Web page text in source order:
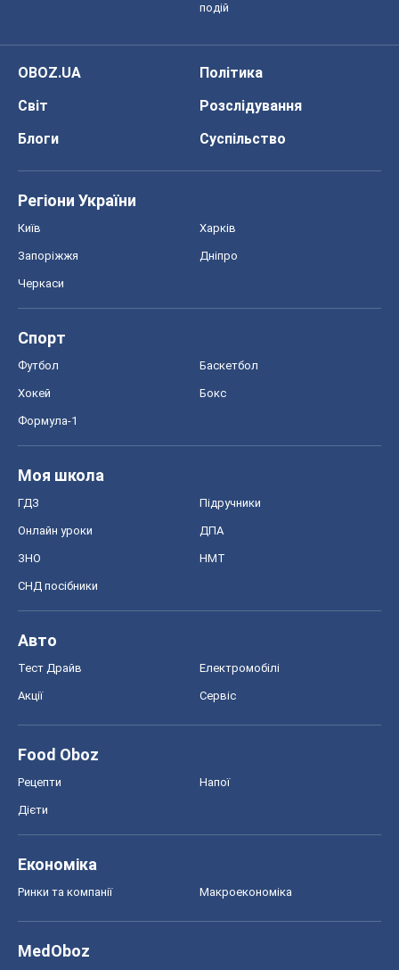
подій
OBOZ.UA
Політика
Світ
Розслідування
Блоги
Суспільство
Регіони України
Київ Харків
Запоріжжя Дніпро
Черкаси
Спорт
Футбол Баскетбол
Хокей Бокс
Формула-1
Моя школа
ГДЗ Підручники
Онлайн уроки ДПА
ЗНО НМТ
СНД посібники
Авто
Тест Драйв Електромобілі
Акції Сервіс
Food Oboz
Рецепти Напої
Дієти
Економіка
Ринки та компанії Макроекономіка
MedOboz